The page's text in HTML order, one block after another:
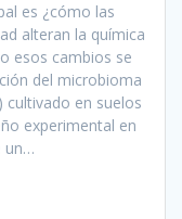
es ¿cómo las
alteran la química
esos cambios se
del microbioma
cultivado en suelos
experimental en
un…